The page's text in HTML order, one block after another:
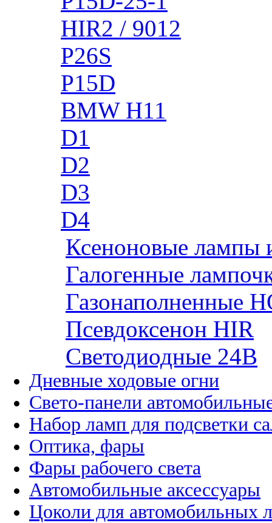
HIR2 / 9012
P26S
P15D
BMW H11
D1
D2
D3
D4
Ксеноновые лампы
Галогенные
Газонаполненные
Псевдоксенон HIR
Cветодиодные 24B
Дневные ходовые огни
Свето-панели
Набор ламп для подсветки
Оптика, фары
Фары рабочего света
Автомобильные аксессуары
Цоколи для автомобильных